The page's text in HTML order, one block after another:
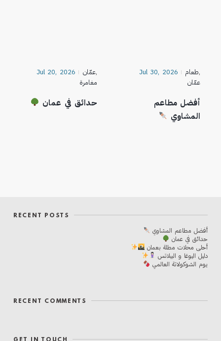
Jul 30, 2026 طعام,
عمّان
أفضل مطاعم
المشاوي
Jul 20, 2026 عمّان,
مغامرة
حدائق في عمان
RECENT POSTS
أفضل مطاعم المشاوي
حدائق في عمان
أحلی محلات مطلة بعمان
دليل اليوغا و البيلاتس
يوم الشوكولاتة العالمي
RECENT COMMENTS